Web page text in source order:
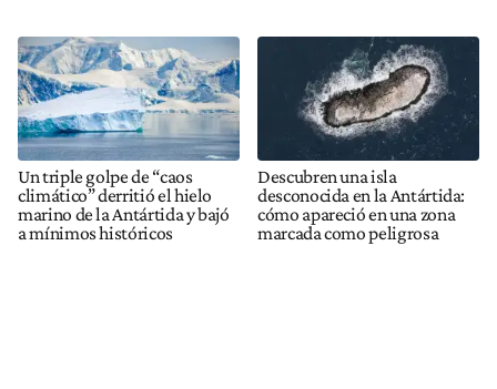
Un triple golpe de “caos
climático” derritió el hielo
marino de la Antártida y bajó
a mínimos históricos
Descubren una isla
desconocida en la Antártida:
cómo apareció en una zona
marcada como peligrosa